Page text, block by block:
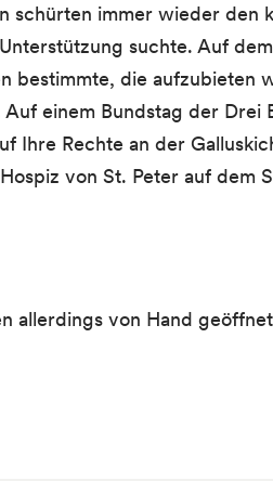
schürten immer wieder den
suchte. Auf
bestimmte, die aufzubieten
einem Bundstag der Drei
Ihre Rechte an der
von St. Peter auf dem
allerdings von Hand